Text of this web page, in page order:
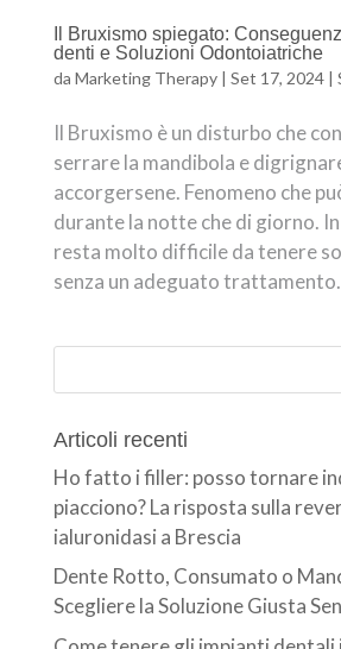
Il Bruxismo spiegato:
denti e Soluzioni Odontoiatriche
da Marketing Therapy| Set 17, 2024|
Il Bruxismo è un disturbo che
serrare la mandibola e
accorgersene. Fenomeno che
durante la notte che di giorno.
resta molto difficile da tenere
senza un adeguato
Articoli recenti
Ho fatto i filler: posso tornare
piacciono? La risposta sulla
ialuronidasi a Brescia
Dente Rotto, Consumato o
Scegliere la Soluzione Giusta